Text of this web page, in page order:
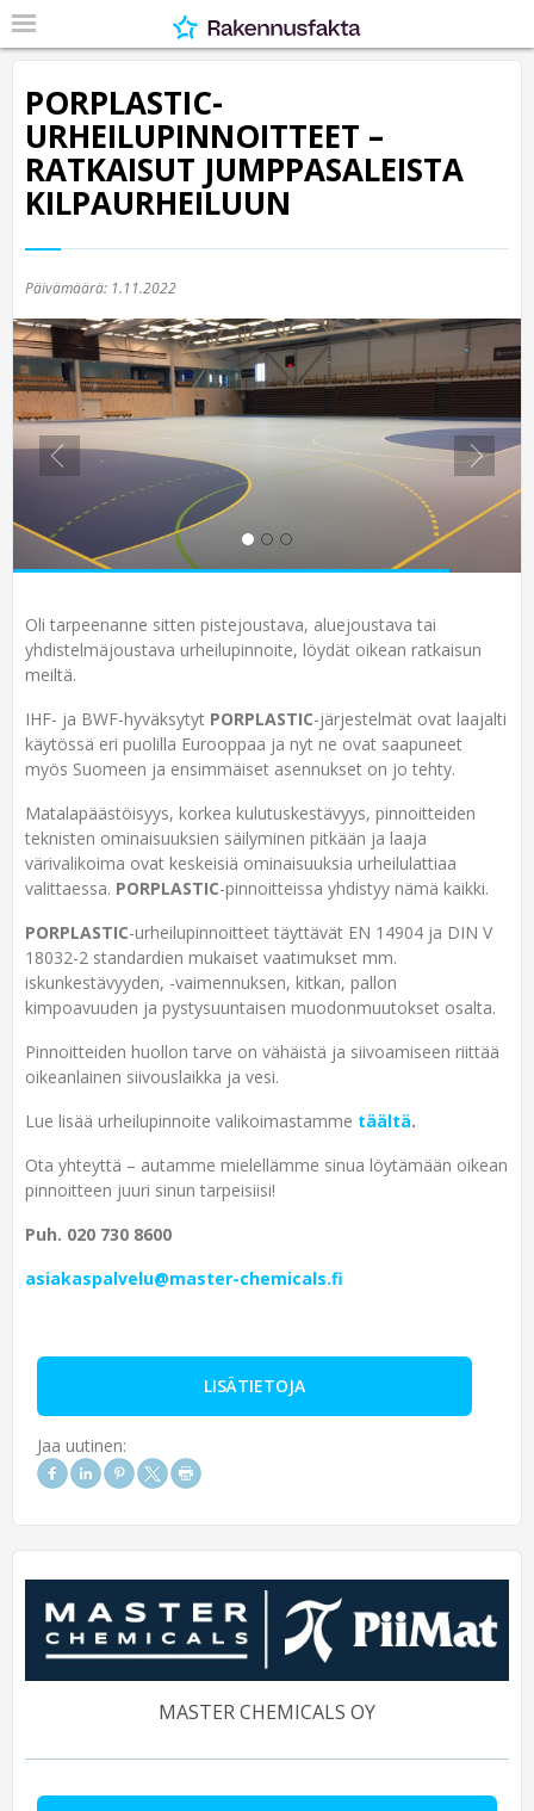
PORPLASTIC-
URHEILUPINNOITTEET –
RATKAISUT JUMPPASALEISTA
KILPAURHEILUUN
Päivämäärä: 1.11.2022
Previous Next
Oli tarpeenanne sitten pistejoustava, aluejoustava tai
yhdistelmäjoustava urheilupinnoite, löydät oikean ratkaisun
meiltä.
IHF- ja BWF-hyväksytyt PORPLASTIC-järjestelmät ovat laajalti
käytössä eri puolilla Eurooppaa ja nyt ne ovat saapuneet
myös Suomeen ja ensimmäiset asennukset on jo tehty.
Matalapäästöisyys, korkea kulutuskestävyys, pinnoitteiden
teknisten ominaisuuksien säilyminen pitkään ja laaja
värivalikoima ovat keskeisiä ominaisuuksia urheilulattiaa
valittaessa. PORPLASTIC-pinnoitteissa yhdistyy nämä kaikki.
PORPLASTIC-urheilupinnoitteet täyttävät EN 14904 ja DIN V
18032-2 standardien mukaiset vaatimukset mm.
iskunkestävyyden, -vaimennuksen, kitkan, pallon
kimpoavuuden ja pystysuuntaisen muodonmuutokset osalta.
Pinnoitteiden huollon tarve on vähäistä ja siivoamiseen riittää
oikeanlainen siivouslaikka ja vesi.
Lue lisää urheilupinnoite valikoimastamme täältä.
Ota yhteyttä – autamme mielellämme sinua löytämään oikean
pinnoitteen juuri sinun tarpeisiisi!
Puh. 020 730 8600
asiakaspalvelu@master-chemicals.fi
LISÄTIETOJA
Jaa uutinen:
MASTER CHEMICALS OY